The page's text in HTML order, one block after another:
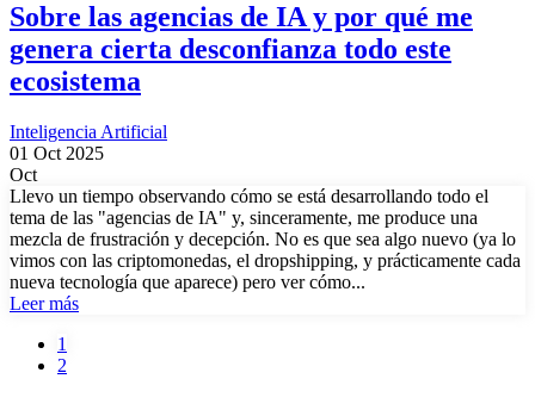
Sobre las agencias de IA y por qué me
genera cierta desconfianza todo este
ecosistema
Inteligencia Artificial
01 Oct 2025
Oct
Llevo un tiempo observando cómo se está desarrollando todo el
tema de las "agencias de IA" y, sinceramente, me produce una
mezcla de frustración y decepción. No es que sea algo nuevo (ya lo
vimos con las criptomonedas, el dropshipping, y prácticamente cada
nueva tecnología que aparece) pero ver cómo...
Leer más
Paginación
Página
actual
1
Página
2